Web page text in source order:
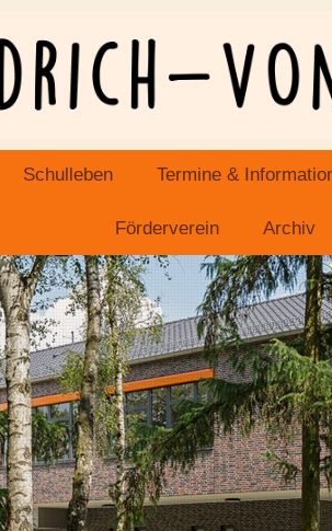
Schulleben Termine &
Förderverein Archiv